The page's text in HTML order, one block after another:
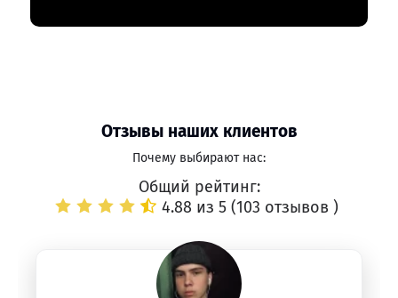
Отзывы наших клиентов
Почему выбирают нас:
Общий рейтинг:
4.88 из 5 (103 отзывов )